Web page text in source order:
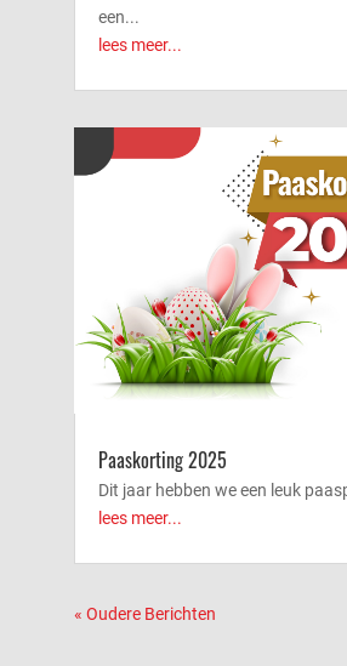
een...
lees meer...
Paaskorting 2025
Dit jaar hebben we een leuk
lees meer...
« Oudere Berichten